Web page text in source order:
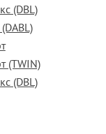
(DBL)
(TWIN)
(DBL)